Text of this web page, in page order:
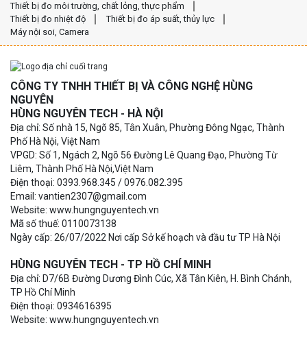
Thiết bị đo môi trường, chất lỏng, thực phẩm
Thiết bị đo nhiệt độ
Thiết bị đo áp suất, thủy lực
Máy nội soi, Camera
CÔNG TY TNHH THIẾT BỊ VÀ CÔNG NGHỆ HÙNG
NGUYÊN
HÙNG NGUYÊN TECH - HÀ NỘI
Địa chỉ: Số nhà 15, Ngõ 85, Tân Xuân, Phường Đông Ngạc, Thành
Phố Hà Nội, Việt Nam
VPGD: Số 1, Ngách 2, Ngõ 56 Đường Lê Quang Đạo, Phường Từ
Liêm, Thành Phố Hà Nội,Việt Nam
Điện thoại: 0393.968.345 / 0976.082.395
Email: vantien2307@gmail.com
Website: www.hungnguyentech.vn
Mã số thuế: 0110073138
Ngày cấp: 26/07/2022 Nơi cấp Sở kế hoạch và đầu tư TP Hà Nội
HÙNG NGUYÊN TECH - TP HỒ CHÍ MINH
Địa chỉ: D7/6B Đường Dương Đình Cúc, Xã Tân Kiên, H. Bình Chánh,
TP Hồ Chí Minh
Điện thoại: 0934616395
Website: www.hungnguyentech.vn